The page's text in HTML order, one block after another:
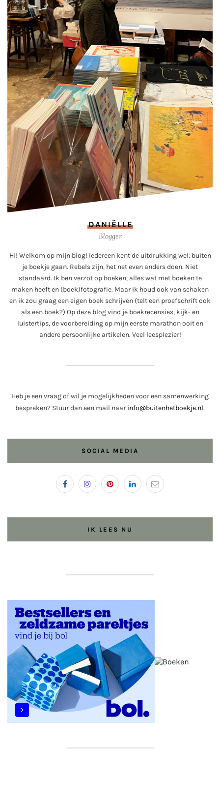
DANIËLLE
Blogger
Hi! Welkom op mijn blog! Iedereen kent de uitdrukking wel: buiten
je boekje gaan. Rebels zijn, het net even anders doen. Niet
standaard. Ik ben verzot op boeken, alles wat met boeken te
maken heeft en (boek)fotografie. Maar ik houd ook van schaken
en ik zou graag een eigen boek schrijven (telt een proefschrift ook
als een boek?) Op deze blog vind je boekrecensies, kijk- en
luistertips, de voorbereiding op mijn eerste marathon ooit en
andere persoonlijke artikelen. Veel leesplezier!
Heb je een vraag of wil je mogelijkheden voor een samenwerking
bespreken? Stuur dan een mail naar info@buitenhetboekje.nl.
SOCIAL MEDIA
IK LEES NU